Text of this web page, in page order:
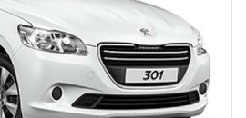
İLETİŞİM